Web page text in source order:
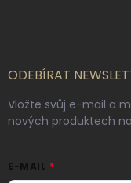
ODEBÍRAT
Vložte svůj e-mail a
nových produktech
E-MAIL